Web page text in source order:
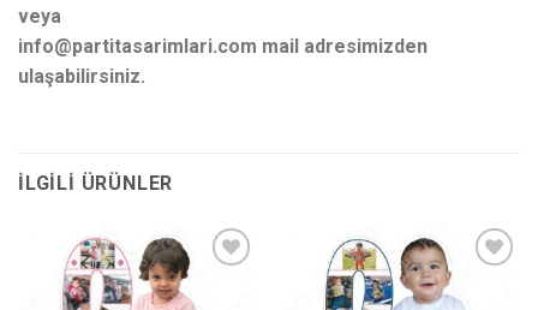
veya
info@partitasarimlari.com mail adresimizden
ulaşabilirsiniz.
İLGILI ÜRÜNLER
Listeme